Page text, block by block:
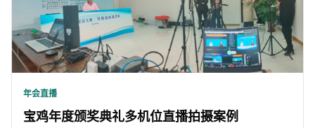
年会直播
宝鸡年度颁奖典礼多机位直播拍摄案例